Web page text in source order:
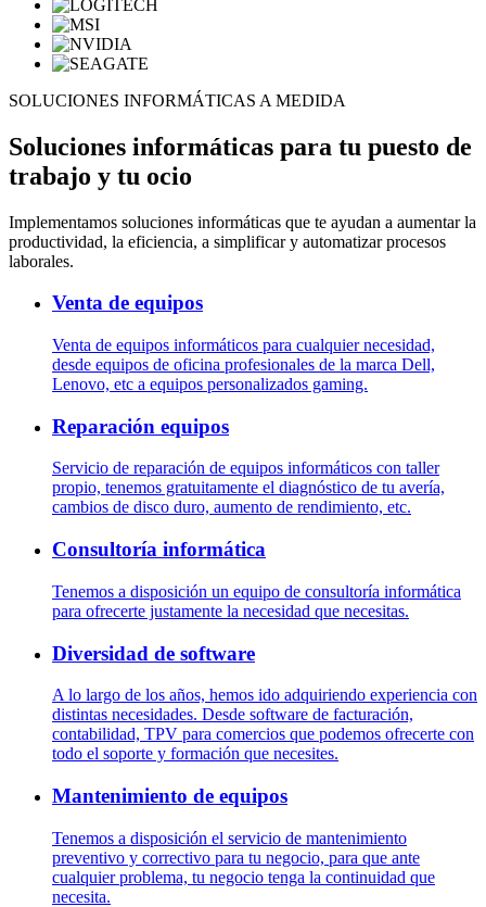
SOLUCIONES INFORMÁTICAS A MEDIDA
Soluciones informáticas para tu puesto de
trabajo y tu ocio
Implementamos soluciones informáticas que te ayudan a aumentar la
productividad, la eficiencia, a simplificar y automatizar procesos
laborales.
Venta de equipos
Venta de equipos informáticos para cualquier necesidad,
desde equipos de oficina profesionales de la marca Dell,
Lenovo, etc a equipos personalizados gaming.
Reparación equipos
Servicio de reparación de equipos informáticos con taller
propio, tenemos gratuitamente el diagnóstico de tu avería,
cambios de disco duro, aumento de rendimiento, etc.
Consultoría informática
Tenemos a disposición un equipo de consultoría informática
para ofrecerte justamente la necesidad que necesitas.
Diversidad de software
A lo largo de los años, hemos ido adquiriendo experiencia con
distintas necesidades. Desde software de facturación,
contabilidad, TPV para comercios que podemos ofrecerte con
todo el soporte y formación que necesites.
Mantenimiento de equipos
Tenemos a disposición el servicio de mantenimiento
preventivo y correctivo para tu negocio, para que ante
cualquier problema, tu negocio tenga la continuidad que
necesita.